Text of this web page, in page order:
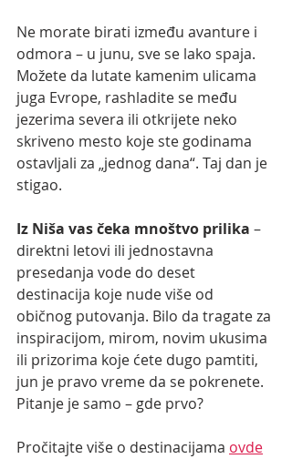
Ne morate birati između avanture i
odmora – u junu, sve se lako spaja.
Možete da lutate kamenim ulicama
juga Evrope, rashladite se među
jezerima severa ili otkrijete neko
skriveno mesto koje ste godinama
ostavljali za „jednog dana“. Taj dan je
stigao.
Iz Niša vas čeka mnoštvo prilika –
direktni letovi ili jednostavna
presedanja vode do deset
destinacija koje nude više od
običnog putovanja. Bilo da tragate za
inspiracijom, mirom, novim ukusima
ili prizorima koje ćete dugo pamtiti,
jun je pravo vreme da se pokrenete.
Pitanje je samo – gde prvo?
Pročitajte više o destinacijama ovde